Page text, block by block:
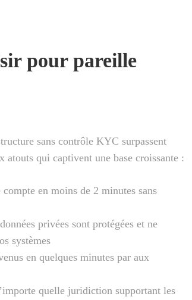
pour pareille
sans contrôle KYC surpassent
qui captivent une base croissante :
en moins de 2 minutes sans
privées sont protégées et ne
systèmes
en quelques minutes par aux
quelle juridiction supportant les